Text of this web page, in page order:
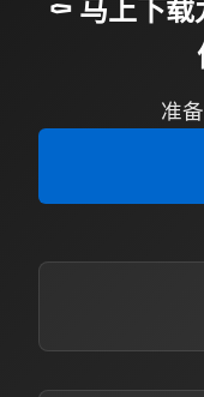
⚰️ 马上下
准